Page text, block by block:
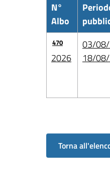
N°
Albo
470
2026
03/
18/